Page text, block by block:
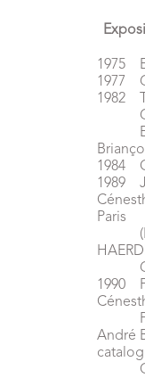
1975
1977
1982
1984
1989
Paris
HAERDI
1990
André